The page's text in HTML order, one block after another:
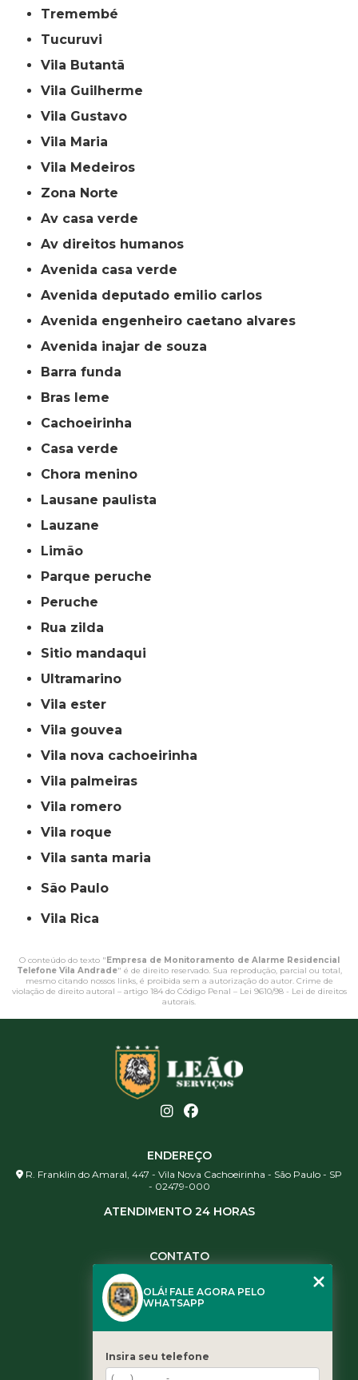
Tremembé
Tucuruvi
Vila Butantã
Vila Guilherme
Vila Gustavo
Vila Maria
Vila Medeiros
Zona Norte
av casa verde
av direitos humanos
avenida casa verde
avenida deputado emilio carlos
avenida engenheiro caetano alvares
avenida inajar de souza
barra funda
bras leme
cachoeirinha
casa verde
chora menino
lausane paulista
lauzane
limão
parque peruche
peruche
rua zilda
sitio mandaqui
ultramarino
vila ester
vila gouvea
vila nova cachoeirinha
vila palmeiras
vila romero
vila roque
vila santa maria
São Paulo
Vila Rica
O conteúdo do texto "Empresa de Monitoramento de Alarme Residencial
Telefone Vila Andrade" é de direito reservado. Sua reprodução, parcial ou total,
mesmo citando nossos links, é proibida sem a autorização do autor. Crime de
violação de direito autoral – artigo 184 do Código Penal – Lei 9610/98 - Lei de direitos
autorais.
ENDEREÇO
R. Franklin do Amaral, 447 - Vila Nova Cachoeirinha - São Paulo - SP
- 02479-000
ATENDIMENTO 24 HORAS
CONTATO
(11) 3461-5871
contato@leaoservicos.com.br
OLÁ! FALE AGORA PELO
WHATSAPP
Insira seu telefone